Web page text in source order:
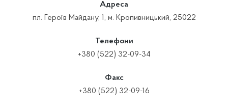
Адреса
пл. Героїв Майдану, 1, м. Кропивницький, 25022
Телефони
+380 (522) 32-09-34
Факс
+380 (522) 32-09-16